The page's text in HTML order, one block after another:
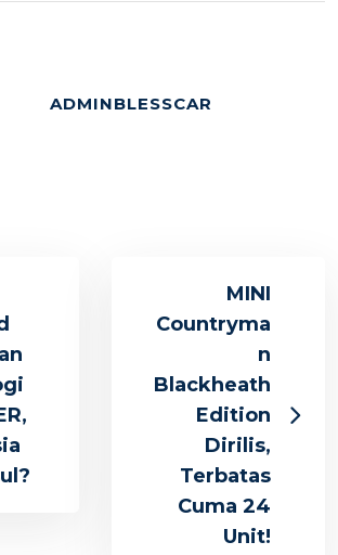
ADMINBLESSCAR
MINI
Countryma
n
Blackheath
Edition
Dirilis,
Terbatas
Cuma 24
Unit!